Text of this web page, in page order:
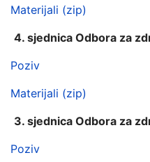
Materijali (zip)
4. sjednica Odbora za
Poziv
Materijali (zip)
3. sjednica Odbora za
Poziv